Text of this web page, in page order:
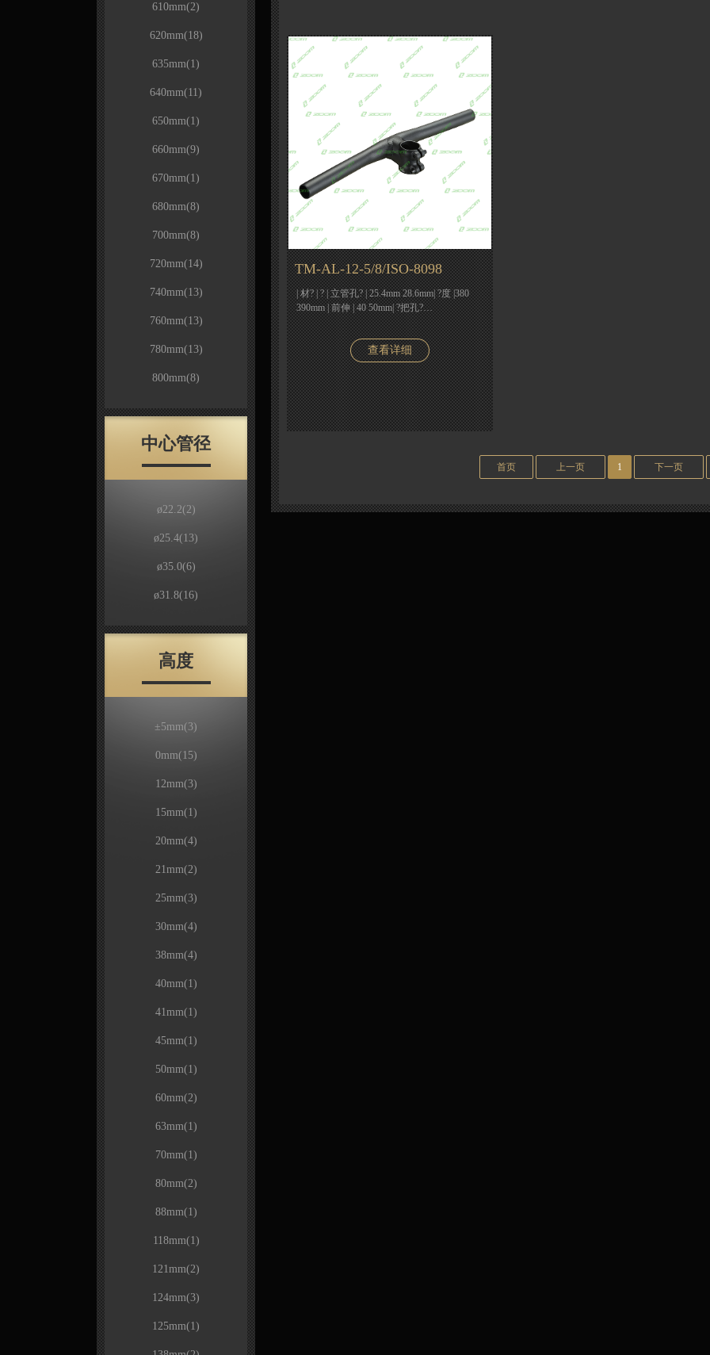
610mm(2)
620mm(18)
635mm(1)
640mm(11)
650mm(1)
660mm(9)
670mm(1)
680mm(8)
700mm(8)
720mm(14)
740mm(13)
760mm(13)
780mm(13)
800mm(8)
中心管径
ø22.2(2)
ø25.4(13)
ø35.0(6)
ø31.8(16)
高度
±5mm(3)
0mm(15)
12mm(3)
15mm(1)
20mm(4)
21mm(2)
25mm(3)
30mm(4)
38mm(4)
40mm(1)
41mm(1)
45mm(1)
50mm(1)
60mm(2)
63mm(1)
70mm(1)
80mm(2)
88mm(1)
118mm(1)
121mm(2)
124mm(3)
125mm(1)
TM-AL-12-5/8/ISO-8098
| 材? | ? | 立管孔? | 25.4mm 28.6mm| ?度 |380
390mm | 前伸 | 40 50mm| ?把孔?…
查看详细
首页 上一页 1 下一页